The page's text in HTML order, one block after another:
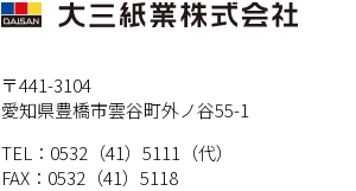
〒441-3104
愛知県豊橋市雲谷町外ノ谷55-1
TEL：0532（41）5111（代）
FAX：0532（41）5118